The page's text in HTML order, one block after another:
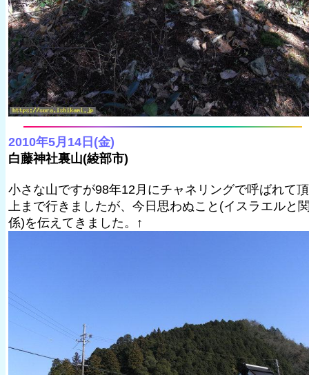
2010年5月14日(金)
白藤神社裏山(綾部市)
小さな山ですが98年12月にチャネリングで呼ばれて頂
上まで行きましたが、今日思わぬこと(イスラエルと
係)を伝えてきました。↑